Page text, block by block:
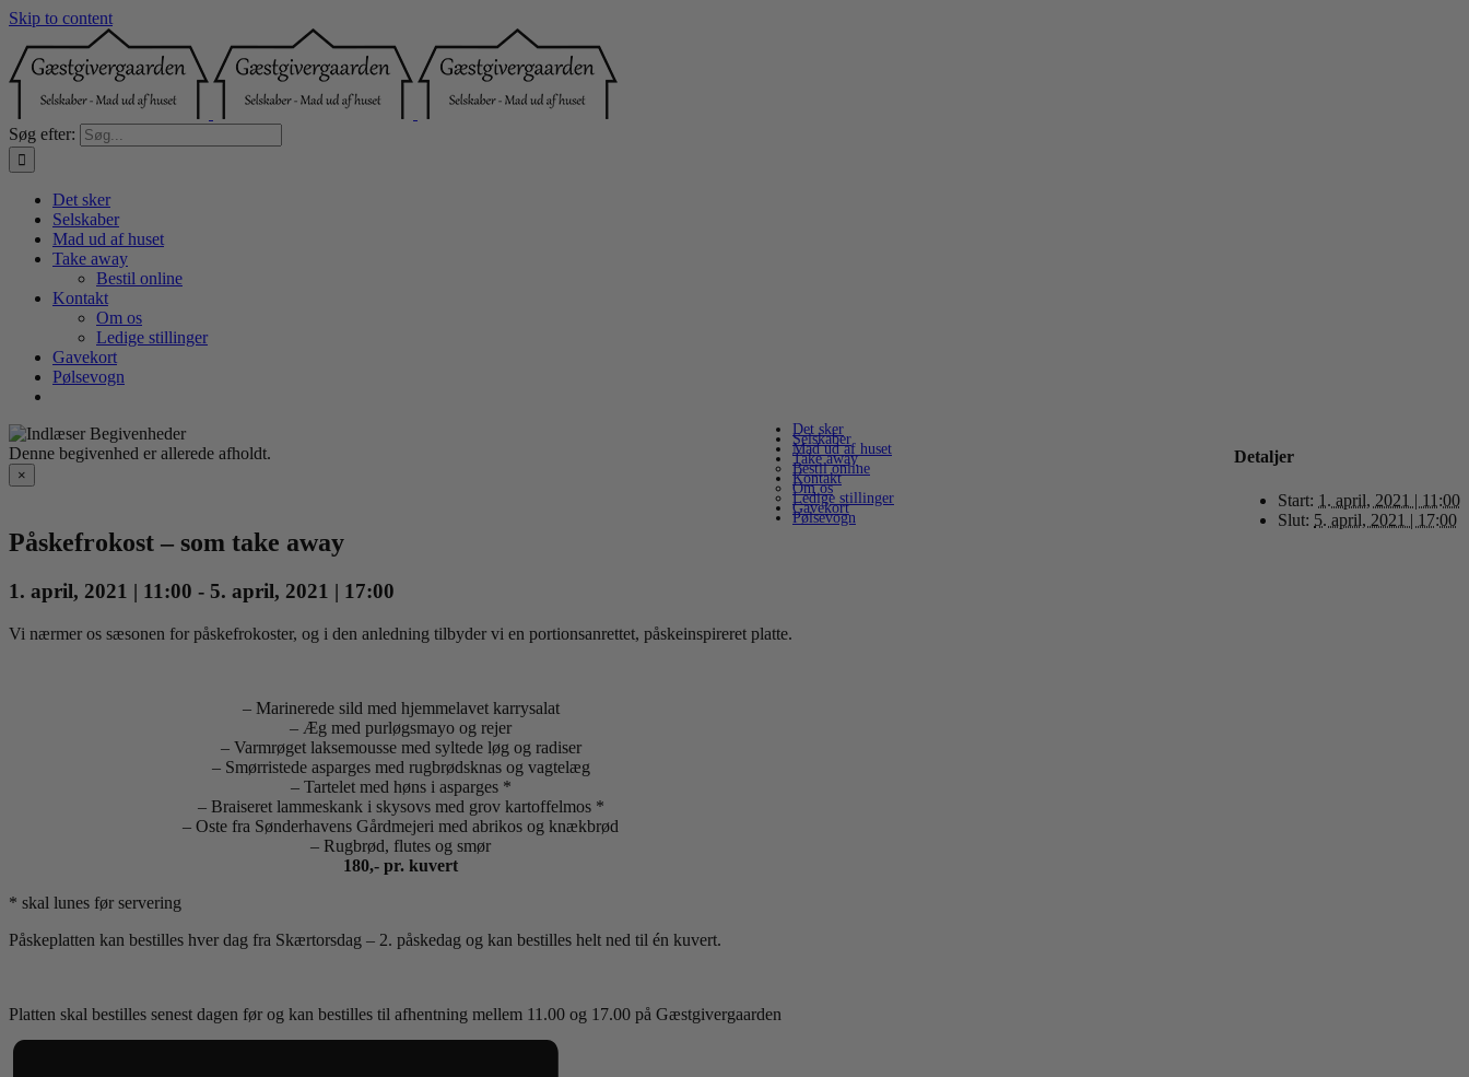
Skip to content
Søg efter:
Det sker
Selskaber
Mad ud af huset
Take away
Bestil online
Kontakt
Om os
Ledige stillinger
Gavekort
Pølsevogn
Denne begivenhed er allerede afholdt.
×
Påskefrokost – som take away
1. april, 2021 | 11:00 - 5. april, 2021 | 17:00
Vi nærmer os sæsonen for påskefrokoster, og i den anledning tilbyder vi en portionsanrettet, påskeinspireret platte.
– Marinerede sild med hjemmelavet karrysalat
– Æg med purløgsmayo og rejer
– Varmrøget laksemousse med syltede løg og radiser
– Smørristede asparges med rugbrødsknas og vagtelæg
– Tartelet med høns i asparges *
– Braiseret lammeskank i skysovs med grov kartoffelmos *
– Oste fra Sønderhavens Gårdmejeri med abrikos og knækbrød
– Rugbrød, flutes og smør
180,- pr. kuvert
* skal lunes før servering
Påskeplatten kan bestilles hver dag fra Skærtorsdag – 2. påskedag og kan bestilles helt ned til én kuvert.
Platten skal bestilles senest dagen før og kan bestilles til afhentning mellem 11.00 og 17.00 på Gæstgivergaarden
Detaljer
Start: 1. april, 2021 | 11:00
Slut: 5. april, 2021 | 17:00
Det sker
Selskaber
Mad ud af huset
Take away
Bestil online
Kontakt
Om os
Ledige stillinger
Gavekort
Pølsevogn